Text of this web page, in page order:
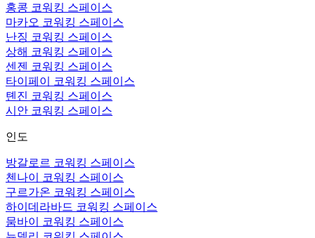
홍콩 코워킹 스페이스
마카오 코워킹 스페이스
난징 코워킹 스페이스
상해 코워킹 스페이스
센젠 코워킹 스페이스
타이페이 코워킹 스페이스
톈진 코워킹 스페이스
시안 코워킹 스페이스
인도
방갈로르 코워킹 스페이스
첸나이 코워킹 스페이스
구르가온 코워킹 스페이스
하이데라바드 코워킹 스페이스
뭄바이 코워킹 스페이스